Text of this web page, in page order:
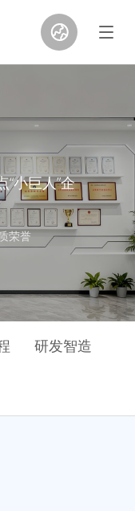
小巨人”企
荣誉
研发智造